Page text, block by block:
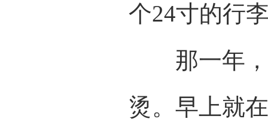
个24寸的行
那一年，
烫。早上就